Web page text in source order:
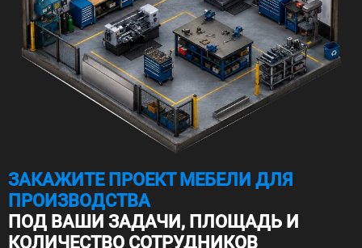
ЗАКАЖИТЕ ПРОЕКТ МЕБЕЛИ ДЛЯ
ПРОИЗВОДСТВА
ПОД ВАШИ ЗАДАЧИ, ПЛОЩАДЬ И
КОЛИЧЕСТВО СОТРУДНИКОВ